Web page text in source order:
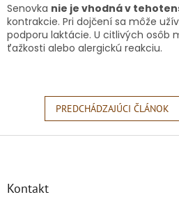
Senovka nie je vhodná v
kontrakcie. Pri dojčení sa môže
podporu laktácie. U citlivých osôb
ťažkosti alebo alergickú reakciu.
PREDCHÁDZAJÚCI ČLÁNOK
Z
Kontakt